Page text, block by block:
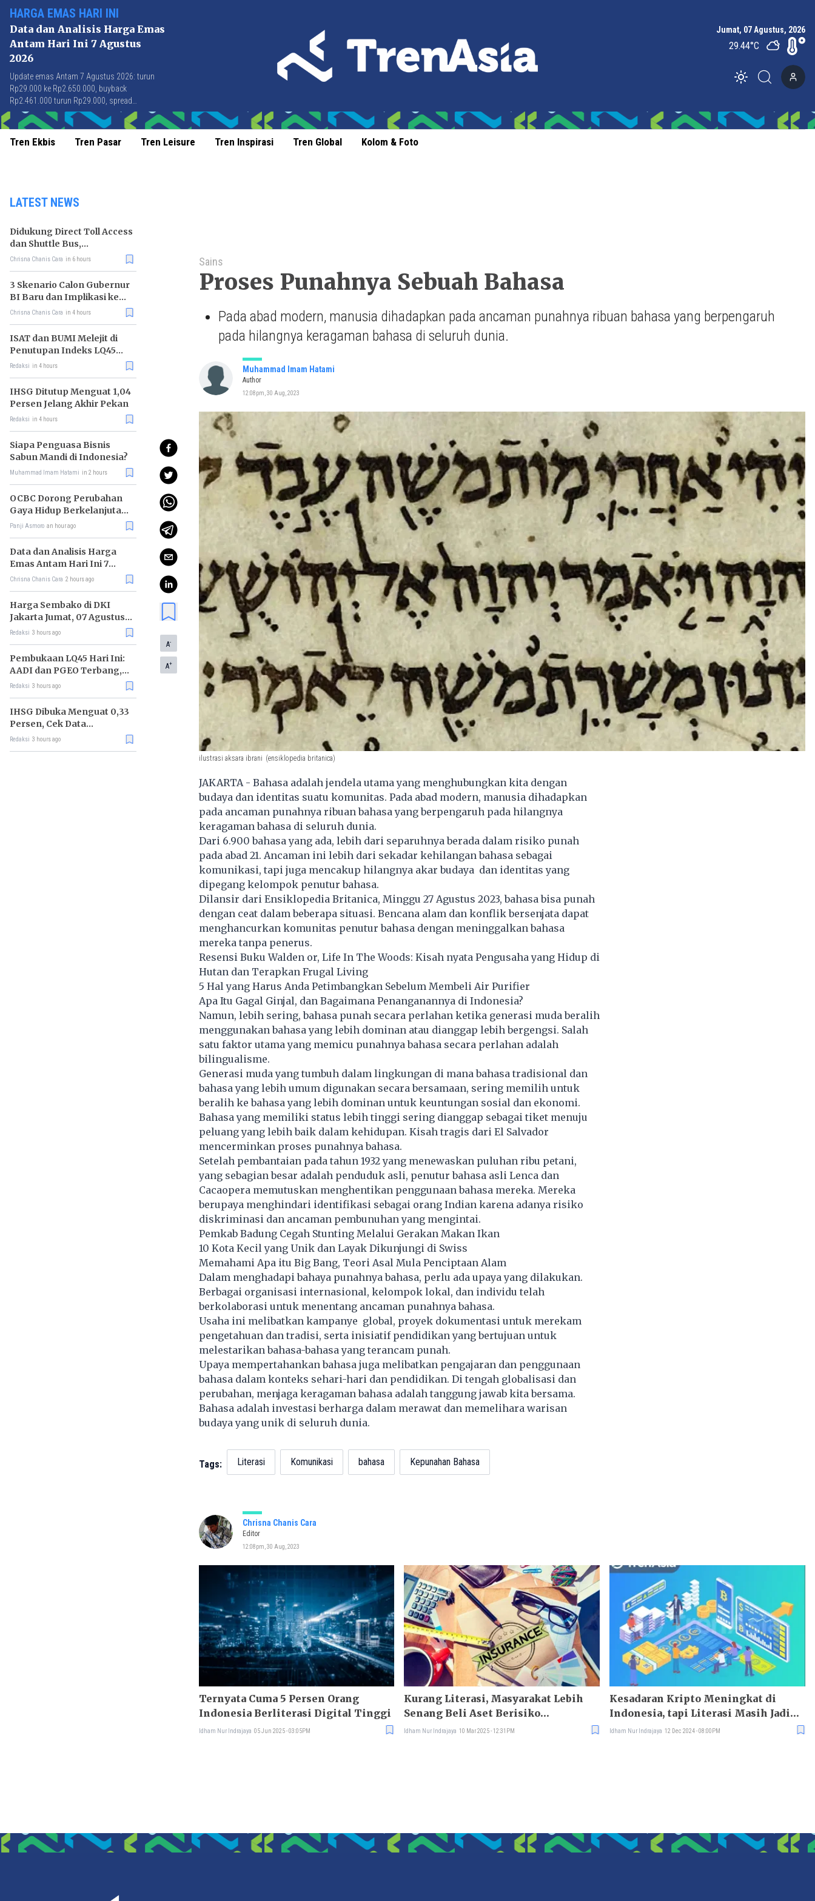
HARGA EMAS HARI INI
Data dan Analisis Harga Emas
Antam Hari Ini 7 Agustus
2026
Update emas Antam 7 Agustus 2026: turun
Rp29.000 ke Rp2.650.000, buyback
Rp2.461.000 turun Rp29.000, spread
Rp189.000 stabil di level terbaik sejak April
2026.
Jumat, 07 Agustus, 2026
29.44°C
Toggle theme
Tren Ekbis Tren Pasar Tren Leisure Tren Inspirasi Tren Global Kolom & Foto
LATEST NEWS
Didukung Direct Toll Access
dan Shuttle Bus,
Paramount Petals Kian
Chrisna Chanis Cara in 6 hours
3 Skenario Calon Gubernur
BI Baru dan Implikasi ke
Pasar
Chrisna Chanis Cara in 4 hours
ISAT dan BUMI Melejit di
Penutupan Indeks LQ45
Hari Ini
Redaksi in 4 hours
IHSG Ditutup Menguat 1,04
Persen Jelang Akhir Pekan
Redaksi in 4 hours
Siapa Penguasa Bisnis
Sabun Mandi di Indonesia?
Muhammad Imam Hatami in 2 hours
OCBC Dorong Perubahan
Gaya Hidup Berkelanjutan
melalui Program RISE
Panji Asmoro an hour ago
Data dan Analisis Harga
Emas Antam Hari Ini 7
Agustus 2026
Chrisna Chanis Cara 2 hours ago
Harga Sembako di DKI
Jakarta Jumat, 07 Agustus
2026, Daging Sapi Naik, Gas
Redaksi 3 hours ago
Pembukaan LQ45 Hari Ini:
AADI dan PGEO Terbang,
HRTA Tiarap
Redaksi 3 hours ago
IHSG Dibuka Menguat 0,33
Persen, Cek Data
Lengkapnya
Redaksi 3 hours ago
A-
A+
Sains
Proses Punahnya Sebuah Bahasa
Pada abad modern, manusia dihadapkan pada ancaman punahnya ribuan bahasa yang berpengaruh
pada hilangnya keragaman bahasa di seluruh dunia.
Muhammad Imam Hatami
Author
12:08pm, 30 Aug, 2023
ilustrasi aksara ibrani (ensiklopedia britanica)
JAKARTA - Bahasa adalah jendela utama yang menghubungkan kita dengan
budaya dan identitas suatu komunitas. Pada abad modern, manusia dihadapkan
pada ancaman punahnya ribuan bahasa yang berpengaruh pada hilangnya
keragaman bahasa di seluruh dunia.
Dari 6.900 bahasa yang ada, lebih dari separuhnya berada dalam risiko punah
pada abad 21. Ancaman ini lebih dari sekadar kehilangan bahasa sebagai
komunikasi, tapi juga mencakup hilangnya akar budaya dan identitas yang
dipegang kelompok penutur bahasa.
Dilansir dari Ensiklopedia Britanica, Minggu 27 Agustus 2023, bahasa bisa punah
dengan ceat dalam beberapa situasi. Bencana alam dan konflik bersenjata dapat
menghancurkan komunitas penutur bahasa dengan meninggalkan bahasa
mereka tanpa penerus.
Resensi Buku Walden or, Life In The Woods: Kisah nyata Pengusaha yang Hidup di
Hutan dan Terapkan Frugal Living
5 Hal yang Harus Anda Petimbangkan Sebelum Membeli Air Purifier
Apa Itu Gagal Ginjal, dan Bagaimana Penanganannya di Indonesia?
Namun, lebih sering, bahasa punah secara perlahan ketika generasi muda beralih
menggunakan bahasa yang lebih dominan atau dianggap lebih bergengsi. Salah
satu faktor utama yang memicu punahnya bahasa secara perlahan adalah
bilingualisme.
Generasi muda yang tumbuh dalam lingkungan di mana bahasa tradisional dan
bahasa yang lebih umum digunakan secara bersamaan, sering memilih untuk
beralih ke bahasa yang lebih dominan untuk keuntungan sosial dan ekonomi.
Bahasa yang memiliki status lebih tinggi sering dianggap sebagai tiket menuju
peluang yang lebih baik dalam kehidupan. Kisah tragis dari El Salvador
mencerminkan proses punahnya bahasa.
Setelah pembantaian pada tahun 1932 yang menewaskan puluhan ribu petani,
yang sebagian besar adalah penduduk asli, penutur bahasa asli Lenca dan
Cacaopera memutuskan menghentikan penggunaan bahasa mereka. Mereka
berupaya menghindari identifikasi sebagai orang Indian karena adanya risiko
diskriminasi dan ancaman pembunuhan yang mengintai.
Pemkab Badung Cegah Stunting Melalui Gerakan Makan Ikan
10 Kota Kecil yang Unik dan Layak Dikunjungi di Swiss
Memahami Apa itu Big Bang, Teori Asal Mula Penciptaan Alam
Dalam menghadapi bahaya punahnya bahasa, perlu ada upaya yang dilakukan.
Berbagai organisasi internasional, kelompok lokal, dan individu telah
berkolaborasi untuk menentang ancaman punahnya bahasa.
Usaha ini melibatkan kampanye global, proyek dokumentasi untuk merekam
pengetahuan dan tradisi, serta inisiatif pendidikan yang bertujuan untuk
melestarikan bahasa-bahasa yang terancam punah.
Upaya mempertahankan bahasa juga melibatkan pengajaran dan penggunaan
bahasa dalam konteks sehari-hari dan pendidikan. Di tengah globalisasi dan
perubahan, menjaga keragaman bahasa adalah tanggung jawab kita bersama.
Bahasa adalah investasi berharga dalam merawat dan memelihara warisan
budaya yang unik di seluruh dunia.
Tags: Literasi Komunikasi bahasa Kepunahan Bahasa
Chrisna Chanis Cara
Editor
12:08pm, 30 Aug, 2023
Ternyata Cuma 5 Persen Orang
Indonesia Berliterasi Digital Tinggi
Idham Nur Indrajaya 05 Jun 2025 - 03:05PM
Kurang Literasi, Masyarakat Lebih
Senang Beli Aset Berisiko
Ketimbang Produk Asuransi
Idham Nur Indrajaya 10 Mar 2025 - 12:31PM
Kesadaran Kripto Meningkat di
Indonesia, tapi Literasi Masih Jadi
Tantangan
Idham Nur Indrajaya 12 Dec 2024 - 08:00PM